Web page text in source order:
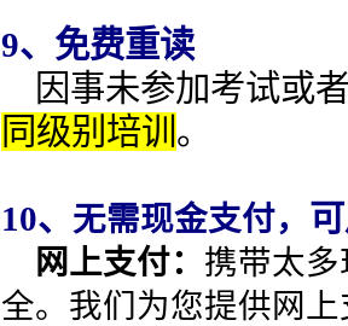
9、免费重读
因事未参加考试或
同级别培训 。
10、 无需现金支付， 可
网上支付： 携带太
全。我们为您提供网